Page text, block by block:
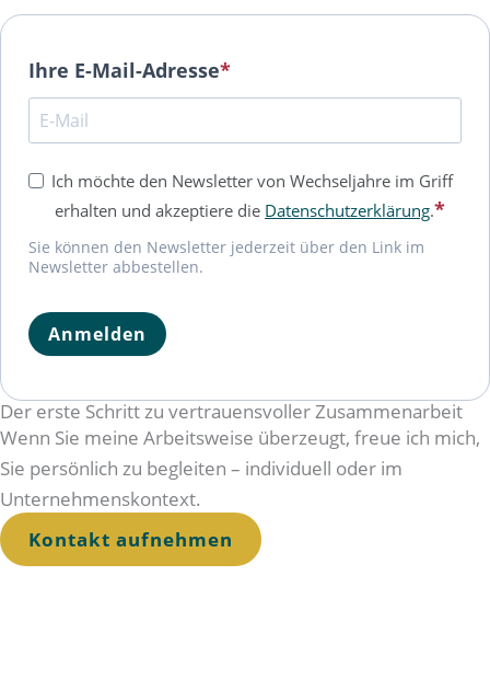
Ihre E-Mail-Adresse
Ich möchte den Newsletter von Wechseljahre im Griff
erhalten und akzeptiere die Datenschutzerklärung.
Sie können den Newsletter jederzeit über den Link im
Newsletter abbestellen.
Anmelden
Der erste Schritt zu vertrauensvoller Zusammenarbeit
Wenn Sie meine Arbeitsweise überzeugt, freue ich mich,
Sie persönlich zu begleiten – individuell oder im
Unternehmenskontext.
Kontakt aufnehmen